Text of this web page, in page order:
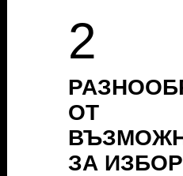
2
ОТ
ЗА ИЗБОР
ОТ
ЗА ИЗБОР
2